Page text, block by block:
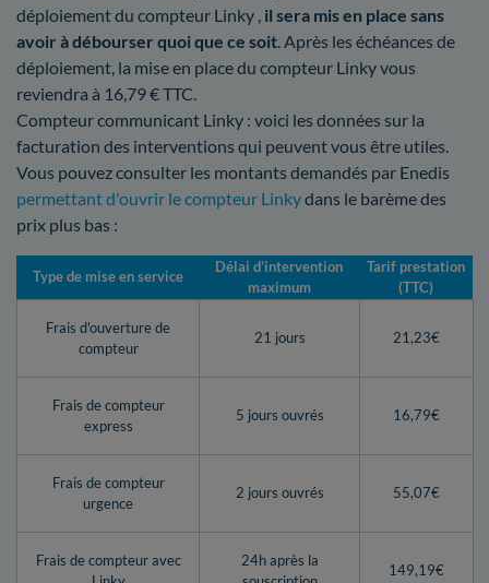
déploiement du compteur Linky , il sera mis en place sans
avoir à débourser quoi que ce soit. Après les échéances de
déploiement, la mise en place du compteur Linky vous
reviendra à 16,79 € TTC.
Compteur communicant Linky : voici les données sur la
facturation des interventions qui peuvent vous être utiles.
Vous pouvez consulter les montants demandés par Enedis
permettant d'ouvrir le compteur Linkydans le barème des
prix plus bas :
Type de mise en service
Délai d’intervention
maximum
Tarif prestation
(TTC)
Frais d'ouverture de
compteur
21 jours 21,23€
Frais de compteur
express
5 jours ouvrés 16,79€
Frais de compteur
urgence
2 jours ouvrés 55,07€
Frais de compteur avec
24h après la
149,19€